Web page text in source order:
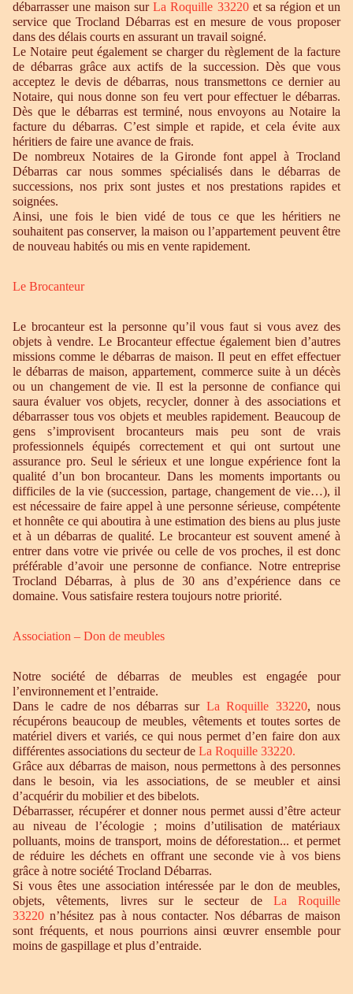
débarrasser une maison surLa Roquille 33220et sa région et un
service que Trocland Débarras est en mesure de vous proposer
dans des délais courts en assurant un travail soigné.
Le Notaire peut également se charger du règlement de la facture
de débarras grâce aux actifs de la succession. Dès que vous
acceptez le devis de débarras, nous transmettons ce dernier au
Notaire, qui nous donne son feu vert pour effectuer le débarras.
Dès que le débarras est terminé, nous envoyons au Notaire la
facture du débarras. C’est simple et rapide, et cela évite aux
héritiers de faire une avance de frais.
De nombreux Notaires de la Gironde font appel à Trocland
Débarras car nous sommes spécialisés dans le débarras de
successions, nos prix sont justes et nos prestations rapides et
soignées.
Ainsi, une fois le bien vidé de tous ce que les héritiers ne
souhaitent pas conserver, la maison ou l’appartement peuvent être
de nouveau habités ou mis en vente rapidement.
Le Brocanteur
Le brocanteur est la personne qu’il vous faut si vous avez des
objets à vendre. Le Brocanteur effectue également bien d’autres
missions comme le débarras de maison. Il peut en effet effectuer
le débarras de maison, appartement, commerce suite à un décès
ou un changement de vie. Il est la personne de confiance qui
saura évaluer vos objets, recycler, donner à des associations et
débarrasser tous vos objets et meubles rapidement. Beaucoup de
gens s’improvisent brocanteurs mais peu sont de vrais
professionnels équipés correctement et qui ont surtout une
assurance pro. Seul le sérieux et une longue expérience font la
qualité d’un bon brocanteur. Dans les moments importants ou
difficiles de la vie (succession, partage, changement de vie…), il
est nécessaire de faire appel à une personne sérieuse, compétente
et honnête ce qui aboutira à une estimation des biens au plus juste
et à un débarras de qualité. Le brocanteur est souvent amené à
entrer dans votre vie privée ou celle de vos proches, il est donc
préférable d’avoir une personne de confiance. Notre entreprise
Trocland Débarras, à plus de 30 ans d’expérience dans ce
domaine. Vous satisfaire restera toujours notre priorité.
Association – Don de meubles
Notre société de débarras de meubles est engagée pour
l’environnement et l’entraide.
Dans le cadre de nos débarras sur La Roquille 33220, nous
récupérons beaucoup de meubles, vêtements et toutes sortes de
matériel divers et variés, ce qui nous permet d’en faire don aux
différentes associations du secteur de La Roquille 33220.
Grâce aux débarras de maison, nous permettons à des personnes
dans le besoin, via les associations, de se meubler et ainsi
d’acquérir du mobilier et des bibelots.
Débarrasser, récupérer et donner nous permet aussi d’être acteur
au niveau de l’écologie ; moins d’utilisation de matériaux
polluants, moins de transport, moins de déforestation... et permet
de réduire les déchets en offrant une seconde vie à vos biens
grâce à notre société Trocland Débarras.
Si vous êtes une association intéressée par le don de meubles,
objets, vêtements, livres sur le secteur de La Roquille
33220 n’hésitez pas à nous contacter. Nos débarras de maison
sont fréquents, et nous pourrions ainsi œuvrer ensemble pour
moins de gaspillage et plus d’entraide.